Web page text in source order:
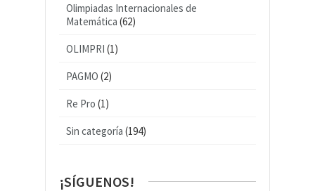
Olimpiadas Internacionales de
Matemática (62)
OLIMPRI (1)
PAGMO (2)
Re Pro (1)
Sin categoría (194)
¡SÍGUENOS!